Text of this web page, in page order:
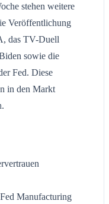
stehen weitere
Veröffentlichung
das TV-Duell
sowie die
Fed. Diese
in den Markt
Manufacturing